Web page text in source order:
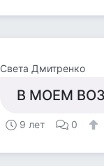
Света Дмитренко
В МОЕМ
9 лет 0